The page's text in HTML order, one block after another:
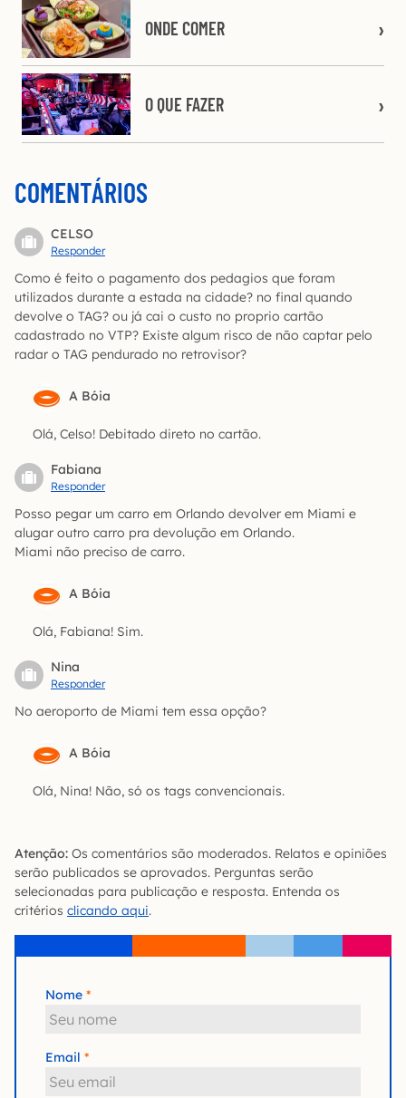
ONDE COMER
O QUE FAZER
COMENTÁRIOS
CELSO
Responder
Como é feito o pagamento dos pedagios que foram
utilizados durante a estada na cidade? no final quando
devolve o TAG? ou já cai o custo no proprio cartão
cadastrado no VTP? Existe algum risco de não captar pelo
radar o TAG pendurado no retrovisor?
A Bóia
Olá, Celso! Debitado direto no cartão.
Fabiana
Responder
Posso pegar um carro em Orlando devolver em Miami e
alugar outro carro pra devolução em Orlando.
Miami não preciso de carro.
A Bóia
Olá, Fabiana! Sim.
Nina
Responder
No aeroporto de Miami tem essa opção?
A Bóia
Olá, Nina! Não, só os tags convencionais.
Atenção: Os comentários são moderados. Relatos e opiniões
serão publicados se aprovados. Perguntas serão
selecionadas para publicação e resposta. Entenda os
critérios clicando aqui.
Nome
Email